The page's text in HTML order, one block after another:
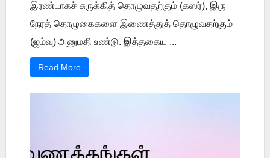
இரண்டாகச் சுருக்கித் தொழுவதற்கும் (கஸர்), இரு
நேரத் தொழுகைகளை இணைத்துத் தொழுவதற்கும்
(ஜம்வு) அனுமதி உண்டு. இத்தகைய ...
Read More